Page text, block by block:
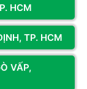
HOÀNG LONG
HCM
TP. HCM
VẤP,